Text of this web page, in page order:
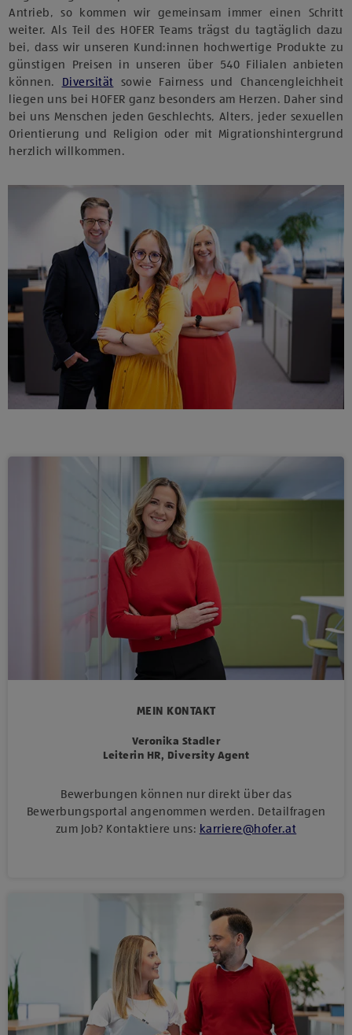
Antrieb, so kommen wir gemeinsam immer einen Schritt
weiter. Als Teil des HOFER Teams trägst du tagtäglich dazu
bei, dass wir unseren Kund:innen hochwertige Produkte zu
günstigen Preisen in unseren über 540 Filialen anbieten
können. Diversität sowie Fairness und Chancengleichheit
liegen uns bei HOFER ganz besonders am Herzen. Daher sind
bei uns Menschen jeden Geschlechts, Alters, jeder sexuellen
Orientierung und Religion oder mit Migrationshintergrund
herzlich willkommen.
MEIN KONTAKT
Veronika Stadler
Leiterin HR, Diversity Agent
Bewerbungen können nur direkt über das
Bewerbungsportal angenommen werden. Detailfragen
zum Job? Kontaktiere uns: karriere@hofer.at